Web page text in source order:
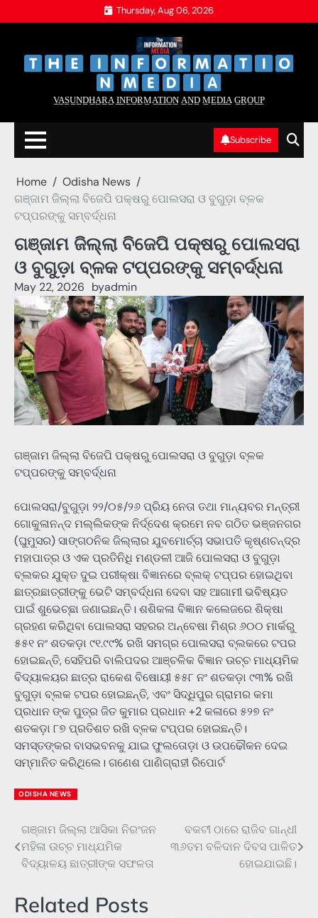
to
Thursday, Aug 06, 2026
V̲A̲S̲U̲N̲D̲H̲A̲R̲A̲ I̲N̲F̲O̲R̲M̲A̲T̲I̲O̲N̲ A̲N̲D̲ M̲E̲D̲I̲A̲ G̲R̲O̲U̲P̲
Subscribe
Home
Odisha News
ଗଞ୍ଜାମ ଜିଲ୍ଲା ବିଜେପି ପକ୍ଷରୁ ପୋଲସରା ଓ ବୁଗୁଡ଼ା ବ୍ଳକ
ଟପ୍ପରଙ୍କୁ ସମ୍ବର୍ଦ୍ଧନା
ଗଞ୍ଜାମ ଜିଲ୍ଲା ବିଜେପି ପକ୍ଷରୁ ପୋଲସରା
ଓ ବୁଗୁଡ଼ା ବ୍ଳକ ଟପ୍ପରଙ୍କୁ ସମ୍ବର୍ଦ୍ଧନା
May 22, 2026 byadmin
ଗଞ୍ଜାମ ଜିଲ୍ଲା ବିଜେପି ପକ୍ଷରୁ ପୋଲସରା ଓ ବୁଗୁଡ଼ା ବ୍ଳକ
ଟପ୍ପରଙ୍କୁ ସମ୍ବର୍ଦ୍ଧନା
ପୋଲସରା/ବୁଗୁଡ଼ା ୨୨/୦୫/୨୬ ପ୍ରିୟ ନେତା ତଥା ମାନ୍ୟବର ମନ୍ତ୍ରୀ
ଗୋକୁଳାନନ୍ଦ ମଲ୍ଲିକଙ୍କ ନିର୍ଦ୍ଦେଶ କ୍ରମେ ନବ ଗଠିତ ଭଞ୍ଜନଗର
(ଘୁମୁସର) ସାଙ୍ଗଠନିକ ଜିଲ୍ଲାର ଯୁବମୋର୍ଚ୍ଚା ସଭାପତି କୃଷ୍ଣଚନ୍ଦ୍ର
ମହାପାତ୍ର ଓ ଏକ ପ୍ରତିନିଧି ମଣ୍ଡଳୀ ଆଜି ପୋଲସରା ଓ ବୁଗୁଡ଼ା
ବ୍ଲକର ଯୁକ୍ତ ଦୁଇ ପରୀକ୍ଷା ବିଜ୍ଞାନରେ ବ୍ଲକ୍ ଟପ୍ପର ହୋଇଥିବା
ଛାତ୍ରଛାତ୍ରୀଙ୍କୁ ଭେଟି ସମ୍ବର୍ଦ୍ଧନା ଦେବା ସହ ଆଗାମୀ ଭବିଷ୍ୟତ
ପାଇଁ ଶୁଭେଚ୍ଛା ଜଣାଇଛନ୍ତି। ଶଶିକଳା ବିଜ୍ଞାନ କଲେଜରେ ଶିକ୍ଷା
ଗ୍ରହଣ କରିଥିବା ପୋଲସରା ସହରର ଅନ୍ବେଷା ମିଶ୍ର ୬୦୦ ମାର୍କରୁ
୫୫୧ ନଂ ଶତକଡ଼ା ୯୧.୯୯% ରଖି ସମଗ୍ର ପୋଲସରା ବ୍ଲକରେ ଟପର
ହୋଇଛନ୍ତି, ସେହିପରି ବାଲିପଦର ଆଞ୍ଚଳିକ ବିଜ୍ଞାନ ଉଚ୍ଚ ମାଧ୍ୟମିକ
ବିଦ୍ୟାଳୟର ଛାତ୍ର ରାକେଶ ବିଷୋୟୀ ୫୫୮ ନଂ ଶତକଡ଼ା ୯୩% ରଖି
ବୁଗୁଡ଼ା ବ୍ଲକ ଟପର ହୋଇଛନ୍ତି, ଏବଂ ସିଦ୍ଧିପୁର ଗ୍ରାମର କମା
ପ୍ରଧାନ ଙ୍କ ପୁତ୍ର ଜିତ କୁମାର ପ୍ରଧାନ +2 କଳାରେ ୫୨୭ ନଂ
ଶତକଡ଼ା ୮୭ ପ୍ରତିଶତ ରଖି ବ୍ଳକ ଟପ୍ପର ହୋଇଛନ୍ତି।
ସମସ୍ତଙ୍କର ବାସଭବନକୁ ଯାଇ ଫୁଲତୋଡ଼ା ଓ ଉପଢୌକନ ଦେଇ
ସମ୍ମାନିତ କରିଥିଲେ। ଗଣେଶ ପାଣିଗ୍ରାହୀ ରିପୋର୍ଟ
ODISHA NEWS
Post
navigation
ଗଞ୍ଜାମ ଜିଲ୍ଲା ଆସିକା ନିରଂଜନ
ମହିଳା ଉଚ୍ଚ ମାଧ୍ଯମିକ
ବିଦ୍ୟାଳୟ ଛାତ୍ରୀଙ୍କ ସଫଳତା
ବକଟୀ ଠାରେ ରାଜିବ ଗାନ୍ଧୀ
୩୬ତମ ବଳିଦାନ ଦିବସ ପାଳିତ
ହୋଇଯାଇଛି।
Related Posts